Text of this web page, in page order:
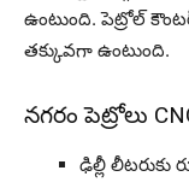
ఉంటుంది. పెట్రోల్
తక్కువగా ఉంటుంది.
నగరం పెట్రోలు
ఢిల్లీ లీటరుకు